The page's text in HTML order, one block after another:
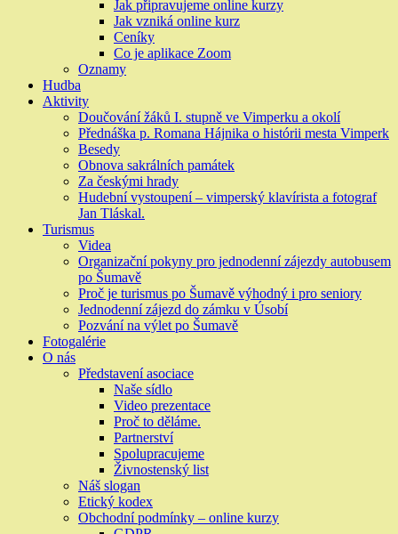
Jak připravujeme online kurzy
Jak vzniká online kurz
Ceníky
Co je aplikace Zoom
Oznamy
Hudba
Aktivity
Doučování žáků I. stupně ve Vimperku a okolí
Přednáška p. Romana Hájnika o histórii mesta Vimperk
Besedy
Obnova sakrálních památek
Za českými hrady
Hudební vystoupení – vimperský klavírista a fotograf
Jan Tláskal.
Turismus
Videa
Organizační pokyny pro jednodenní zájezdy autobusem
po Šumavě
Proč je turismus po Šumavě výhodný i pro seniory
Jednodenní zájezd do zámku v Úsobí
Pozvání na výlet po Šumavě
Fotogalérie
O nás
Představení asociace
Naše sídlo
Video prezentace
Proč to děláme.
Partnerství
Spolupracujeme
Živnostenský list
Náš slogan
Etický kodex
Obchodní podmínky – online kurzy